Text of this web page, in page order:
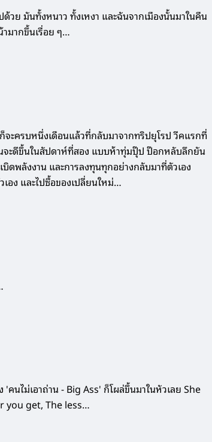
มันทั้งหนาว ทั้งเหงา และฉันจากเมืองนั้นมาในคืน
มากขึ้นเรื่อย ๆ…
ะครบหนึ่งเดือนแล้วที่กลับมาจากทริปยุโรป วีคแรกที่
นจะดีขึ้นในสัปดาห์ที่สอง แบบห้าทุ่มปุ๊ป ป๊อกหลับลึกยัน
ดพลังงาน และการลงทุนทุกอย่างกลับมาที่ตัวเอง
อง และไปซื้อของเปลี่ยนใหม่…
นไม่เอาถ่าน - Big Ass' ก็โผล่ขึ้นมาในหัวเลย She
you get, The less…